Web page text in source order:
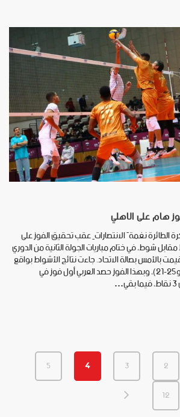
هام على الاهلي
الطائرة نغمةَ الانتصاراتِ عقب تحقيق الفوز على
شوط، في ختام مباريات الجولة الثانية من الدوري
بالأمس بصالة الاتحاد. جاءت نتائج الأشواط بواقع
(25-15 و27-25 و21-25 و25-21)، وبهذا الفوز حصد العربي أول فوز في
2
3
4
5
12